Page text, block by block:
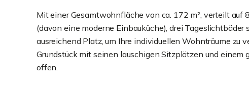
Mit einer Gesamtwohnfläche von ca. 172 m², verteilt auf
(davon eine moderne Einbauküche), drei
ausreichend Platz, um Ihre individuellen Wohnträume zu
Grundstück mit seinen lauschigen Sitzplätzen und
offen.